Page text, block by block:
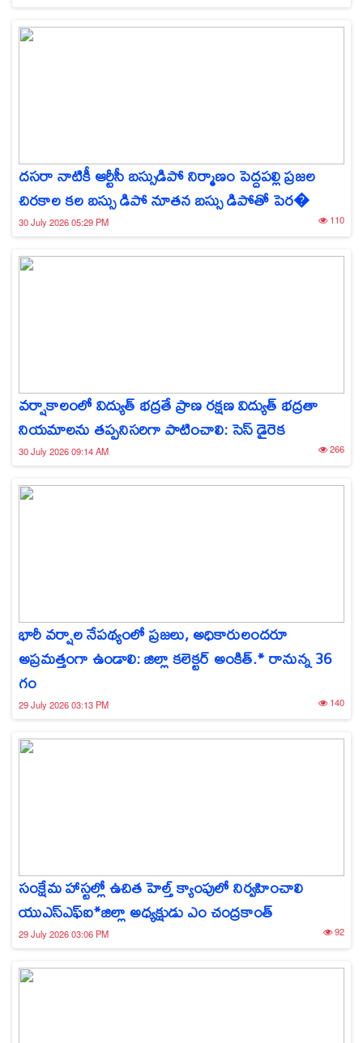
దసరా నాటికీ ఆర్టీసీ బస్సుడిపో నిర్మాణం పెద్దపల్లి ప్రజల
చిరకాల కల బస్సు డిపో నూతన బస్సు డిపోతో పెర�
30 July 2026 05:29 PM 110
వర్షాకాలంలో విద్యుత్ భద్రతే ప్రాణ రక్షణ విద్యుత్ భద్రతా
నియమాలను తప్పనిసరిగా పాటించాలి: సెస్ డైరెక
30 July 2026 09:14 AM 266
భారీ వర్షాల నేపథ్యంలో ప్రజలు, అధికారులందరూ
అప్రమత్తంగా ఉండాలి: జిల్లా కలెక్టర్ అంకిత్.* రానున్న 36
గం
29 July 2026 03:13 PM 140
సంక్షేమ హాస్టల్లో ఉచిత హెల్త్ క్యాంపులో నిర్వహించాలి
యుఎస్ఎఫ్ఐ*జిల్లా అధ్యక్షుడు ఎం చంద్రకాంత్
29 July 2026 03:06 PM 92